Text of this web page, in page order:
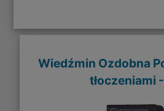
Wiedźmin Ozdobna
tłoczeniami